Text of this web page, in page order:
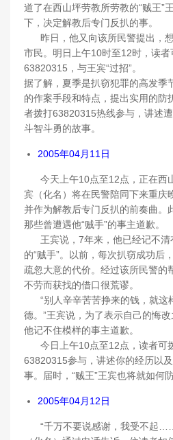
道了在西山坪劳教所劳教的“贼王”
下，决定解教后专门反扒的事。
昨日，他又向该所民警提出，
市民。明日上午10时至12时，读
63820315，与王宾“过招”。
据了解，夏季是扒窃犯罪的高发季
的作案手段和特点，提出实用的防
者拨打63820315热线参与，讲述
斗智斗勇的故事。
2005年04月11日
今天上午10点至12点，正在西
宾（化名）将在民警陪同下来重庆
并作为解教后专门反扒的前奏曲。
那些曾遭遇他“贼手”的事主道歉。
王宾说，7年来，他已经记不清
的“贼手”。以前，每次扒窃成功后
疏忽大意的代价。经过该所民警的
不劳而获找的借口很荒谬。
“别人辛辛苦苦挣来的钱，就这
德。”王宾说，为了表示自己的悔
他记不住模样的事主道歉。
今日上午10点至12点，读者可
63820315参与，讲述你的经历以
事。届时，“贼王”王宾也将就如何
2005年04月12日
“千万不要说感谢，我受不起